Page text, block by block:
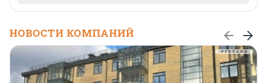
НОВОСТИ КОМПАНИЙ